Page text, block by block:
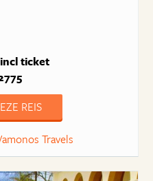
incl ticket
REIS
Travels